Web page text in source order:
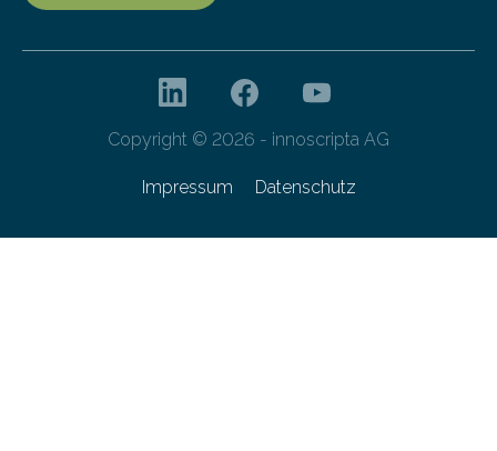
Copyright © 2026 - innoscripta AG
Impressum Datenschutz